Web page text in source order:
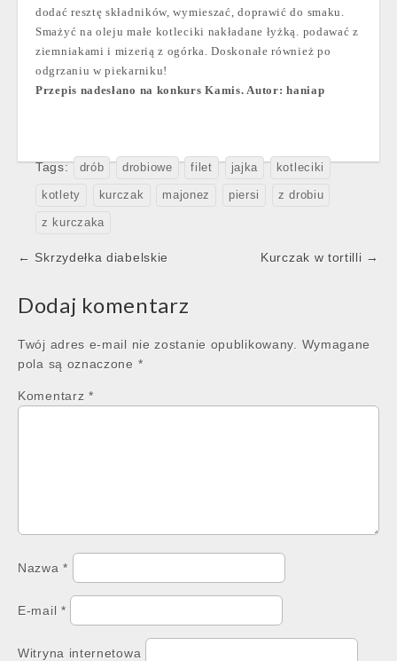
dodać resztę składników, wymieszać, doprawić do smaku.
Smażyć na oleju małe kotleciki nakładane łyżką. podawać z
ziemniakami i mizerią z ogórka. Doskonałe również po
odgrzaniu w piekarniku!
Przepis nadesłano na konkurs Kamis. Autor: haniap
Tags: drób drobiowe filet jajka kotleciki
kotlety kurczak majonez piersi z drobiu
z kurczaka
Post
← Skrzydełka diabelskie Kurczak w tortilli →
Dodaj komentarz
Twój adres e-mail nie zostanie opublikowany.
Wymagane
pola są oznaczone *
Komentarz *
Nazwa*
E-mail *
Witryna internetowa